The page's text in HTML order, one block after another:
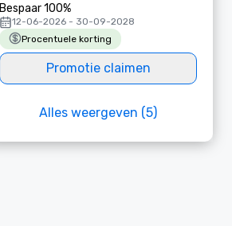
Bespaar 100%
12-06-2026 - 30-09-2028
Procentuele korting
Promotie claimen
Alles weergeven (5)